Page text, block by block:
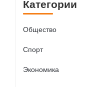
Категории
Общество
Спорт
Экономика